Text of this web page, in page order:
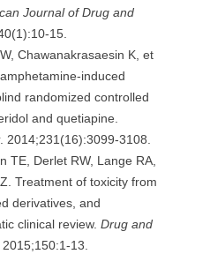
Journal of Drug and
15.
Chawanakrasaesin K, et
induced
randomized controlled
and quetiapine.
. 2014;231(16):3099-3108.
TE, Derlet RW, Lange RA,
Treatment of toxicity from
derivatives, and
clinical review. Drug and
2015;150:1-13.